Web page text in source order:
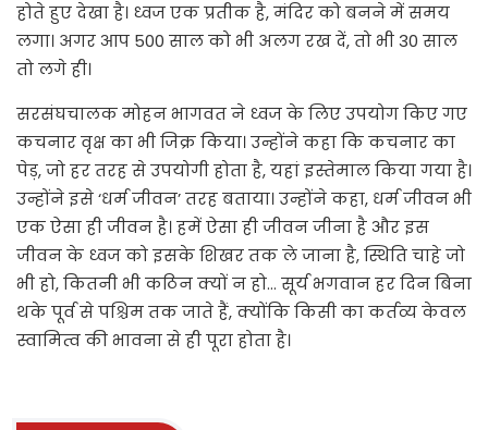
होते हुए देखा है। ध्वज एक प्रतीक है, मंदिर को बनने में समय
लगा। अगर आप 500 साल को भी अलग रख दें, तो भी 30 साल
तो लगे ही।
सरसंघचालक मोहन भागवत ने ध्वज के लिए उपयोग किए गए
कचनार वृक्ष का भी जिक्र किया। उन्होंने कहा कि कचनार का
पेड़, जो हर तरह से उपयोगी होता है, यहां इस्तेमाल किया गया है।
उन्होंने इसे ‘धर्म जीवन’ तरह बताया। उन्होंने कहा, धर्म जीवन भी
एक ऐसा ही जीवन है। हमें ऐसा ही जीवन जीना है और इस
जीवन के ध्वज को इसके शिखर तक ले जाना है, स्थिति चाहे जो
भी हो, कितनी भी कठिन क्यों न हो… सूर्य भगवान हर दिन बिना
थके पूर्व से पश्चिम तक जाते हैं, क्योंकि किसी का कर्तव्य केवल
स्वामित्व की भावना से ही पूरा होता है।